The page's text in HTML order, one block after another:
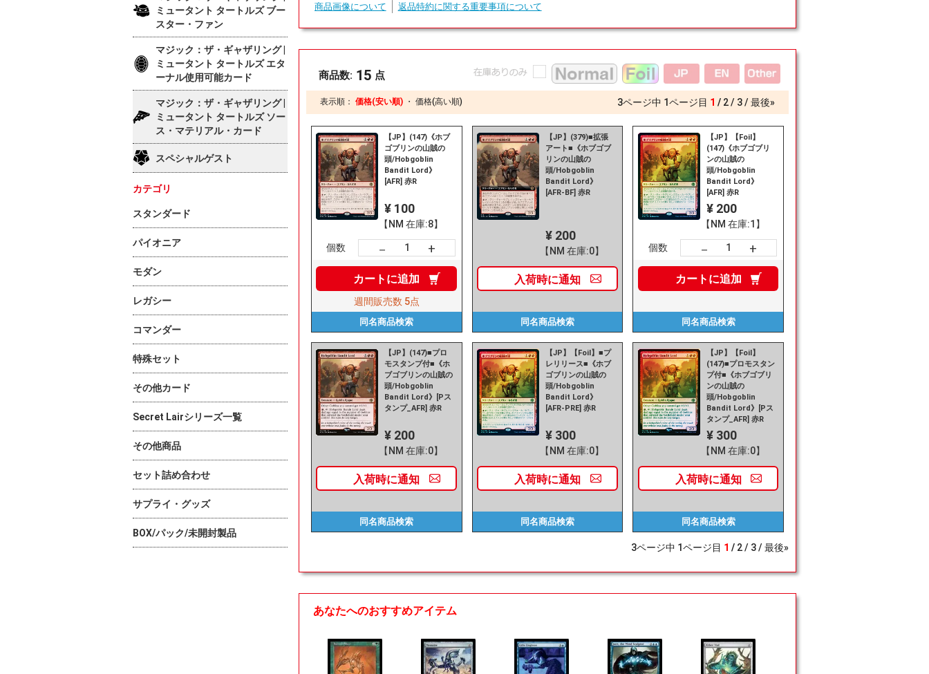
商品画像について 返品特約に関する重要事項について
商品数: 15 点
表示順： 価格(安い順) ・ 価格(高い順) 3ページ中 1ページ目 1 2 3 最後»
【JP】(147)《ホブ
ゴブリンの山賊の
頭/Hobgoblin
Bandit Lord》
[AFR] 赤R
¥ 100
【NM 在庫:8】
個数 － +
カートに追加
週間販売数 5点
同名商品検索
【JP】(379)■拡張
アート■《ホブゴブ
リンの山賊の
頭/Hobgoblin
Bandit Lord》
[AFR-BF] 赤R
¥ 200
【NM 在庫:0】
入荷時に通知
同名商品検索
【JP】【Foil】
(147)《ホブゴブリ
ンの山賊の
頭/Hobgoblin
Bandit Lord》
[AFR] 赤R
¥ 200
【NM 在庫:1】
個数 － +
カートに追加
同名商品検索
【JP】(147)■プロ
モスタンプ付■《ホ
ブゴブリンの山賊の
頭/Hobgoblin
Bandit Lord》[Pス
タンプ_AFR] 赤R
¥ 200
【NM 在庫:0】
入荷時に通知
同名商品検索
【JP】【Foil】■プ
レリリース■《ホブ
ゴブリンの山賊の
頭/Hobgoblin
Bandit Lord》
[AFR-PRE] 赤R
¥ 300
【NM 在庫:0】
入荷時に通知
同名商品検索
【JP】【Foil】
(147)■プロモスタン
プ付■《ホブゴブリ
ンの山賊の
頭/Hobgoblin
Bandit Lord》[Pス
タンプ_AFR] 赤R
¥ 300
【NM 在庫:0】
入荷時に通知
同名商品検索
3ページ中 1ページ目 1 2 3 最後»
あなたへのおすすめアイテム